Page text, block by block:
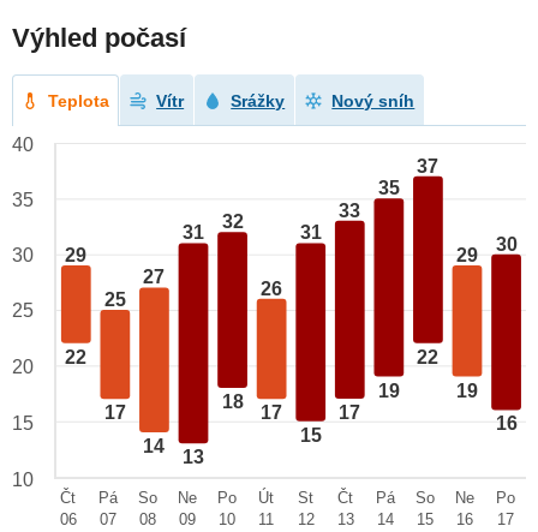
Výhled počasí
Teplota Vítr Srážky Nový sníh
29
22
25
17
27
14
31
13
32
18
26
17
31
15
33
17
35
19
37
22
29
19
30
16
40
35
30
25
20
15
10
Čt
06
Pá
07
So
08
Ne
09
Po
10
Út
11
St
12
Čt
13
Pá
14
So
15
Ne
16
Po
17